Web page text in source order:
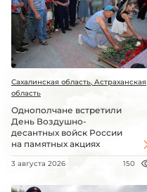
Сахалинская область, Астраханская
область
Однополчане встретили
День Воздушно-
десантных войск России
на памятных акциях
3 августа 2026 150